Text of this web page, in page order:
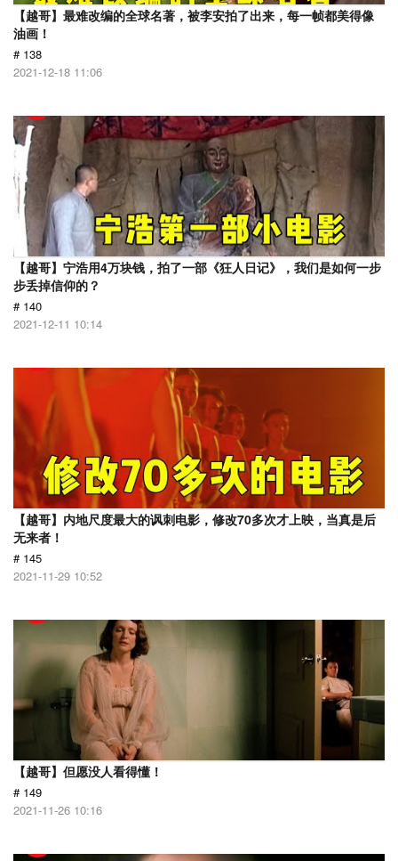
【越哥】最难改编的全球名著，被李安拍了出来，每一帧都美得像
油画！
# 138
2021-12-18 11:06
【越哥】宁浩用4万块钱，拍了一部《狂人日记》，我们是如何一步
步丢掉信仰的？
# 140
2021-12-11 10:14
【越哥】内地尺度最大的讽刺电影，修改70多次才上映，当真是后
无来者！
# 145
2021-11-29 10:52
【越哥】但愿没人看得懂！
# 149
2021-11-26 10:16